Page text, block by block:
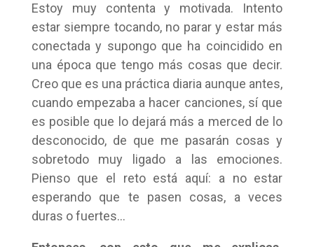
Estoy muy contenta y motivada. Intento
estar siempre tocando, no parar y estar más
conectada y supongo que ha coincidido en
una época que tengo más cosas que decir.
Creo que es una práctica diaria aunque antes,
cuando empezaba a hacer canciones, sí que
es posible que lo dejará más a merced de lo
desconocido, de que me pasarán cosas y
sobretodo muy ligado a las emociones.
Pienso que el reto está aquí: a no estar
esperando que te pasen cosas, a veces
duras o fuertes…